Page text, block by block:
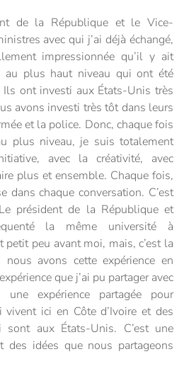
de la République et le Vice-
avec qui j’ai déjà échangé,
impressionnée qu’il y ait
au plus haut niveau qui ont été
ont investi aux États-Unis très
avons investi très tôt dans leurs
et la police. Donc, chaque fois
plus niveau, je suis totalement
avec la créativité, avec
plus et ensemble. Chaque fois,
dans chaque conversation. C’est
président de la République et
la même université à
peu avant moi, mais, c’est la
nous avons cette expérience en
que j’ai pu partager avec
expérience partagée pour
vivent ici en Côte d’Ivoire et des
sont aux États-Unis. C’est une
des idées que nous partageons